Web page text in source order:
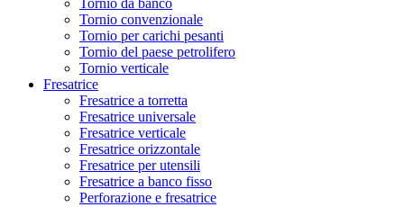
Tornio convenzionale
Tornio per carichi pesanti
Tornio del paese petrolifero
Tornio verticale
Fresatrice
Fresatrice a torretta
Fresatrice universale
Fresatrice verticale
Fresatrice orizzontale
Fresatrice per utensili
Fresatrice a banco fisso
Perforazione e fresatrice